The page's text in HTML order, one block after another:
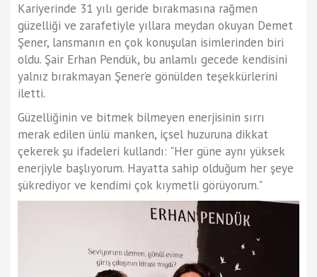
Kariyerinde 31 yılı geride bırakmasına rağmen
güzelliği ve zarafetiyle yıllara meydan okuyan Demet
Şener, lansmanın en çok konuşulan isimlerinden biri
oldu. Şair Erhan Pendük, bu anlamlı gecede kendisini
yalnız bırakmayan Şener’e gönülden teşekkürlerini
iletti.
Güzelliğinin ve bitmek bilmeyen enerjisinin sırrı
merak edilen ünlü manken, içsel huzuruna dikkat
çekerek şu ifadeleri kullandı: "Her güne aynı yüksek
enerjiyle başlıyorum. Hayatta sahip olduğum her şeye
şükrediyor ve kendimi çok kıymetli görüyorum."